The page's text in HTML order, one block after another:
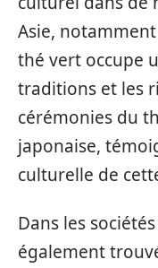
Asie,
thé vert occupe
traditions et les
cérémonies du
japonaise,
culturelle de
Dans les
également